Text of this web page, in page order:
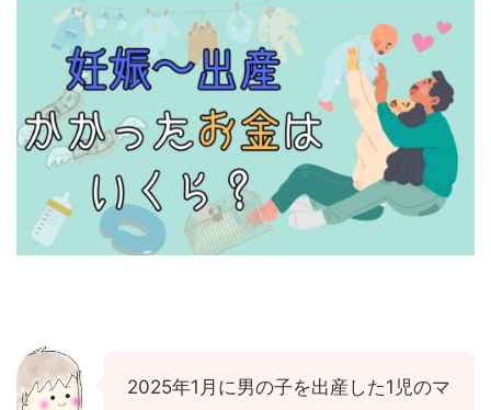
2025年1月に男の子を出産した1児のマ